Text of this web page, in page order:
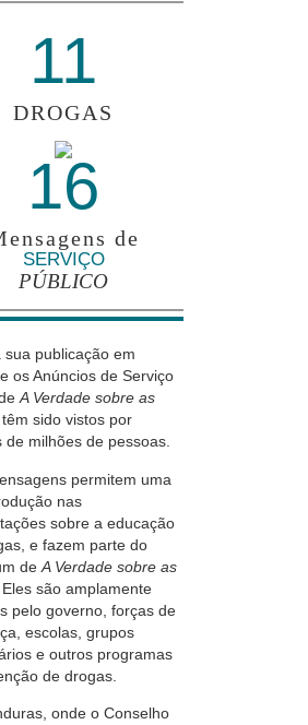
11
DROGAS
16
de
SERVIÇO
PÚBLICO
sua publicação em
os Anúncios de Serviço
A Verdade sobre as
têm sido vistos por
de milhões de pessoas.
permitem uma
nas
sobre a educação
e fazem parte do
de A Verdade sobre as
Eles são amplamente
pelo governo, forças de
escolas, grupos
e outros programas
de drogas.
onde o Conselho